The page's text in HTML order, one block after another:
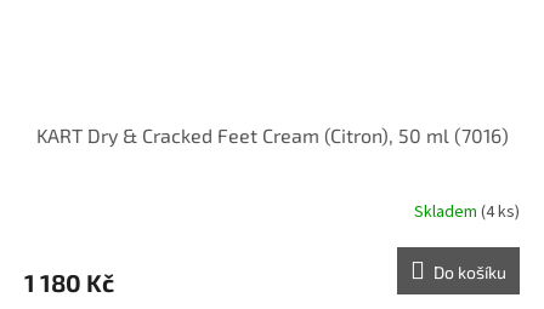
KART Dry & Cracked Feet Cream (Citron), 50 ml (7016)
Skladem (4 ks)
1 180 Kč Do košíku